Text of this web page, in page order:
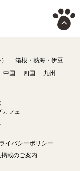
箱根・熱海・伊豆
中国 四国
九州
カフェ
イバシーポリシー
掲載のご案内